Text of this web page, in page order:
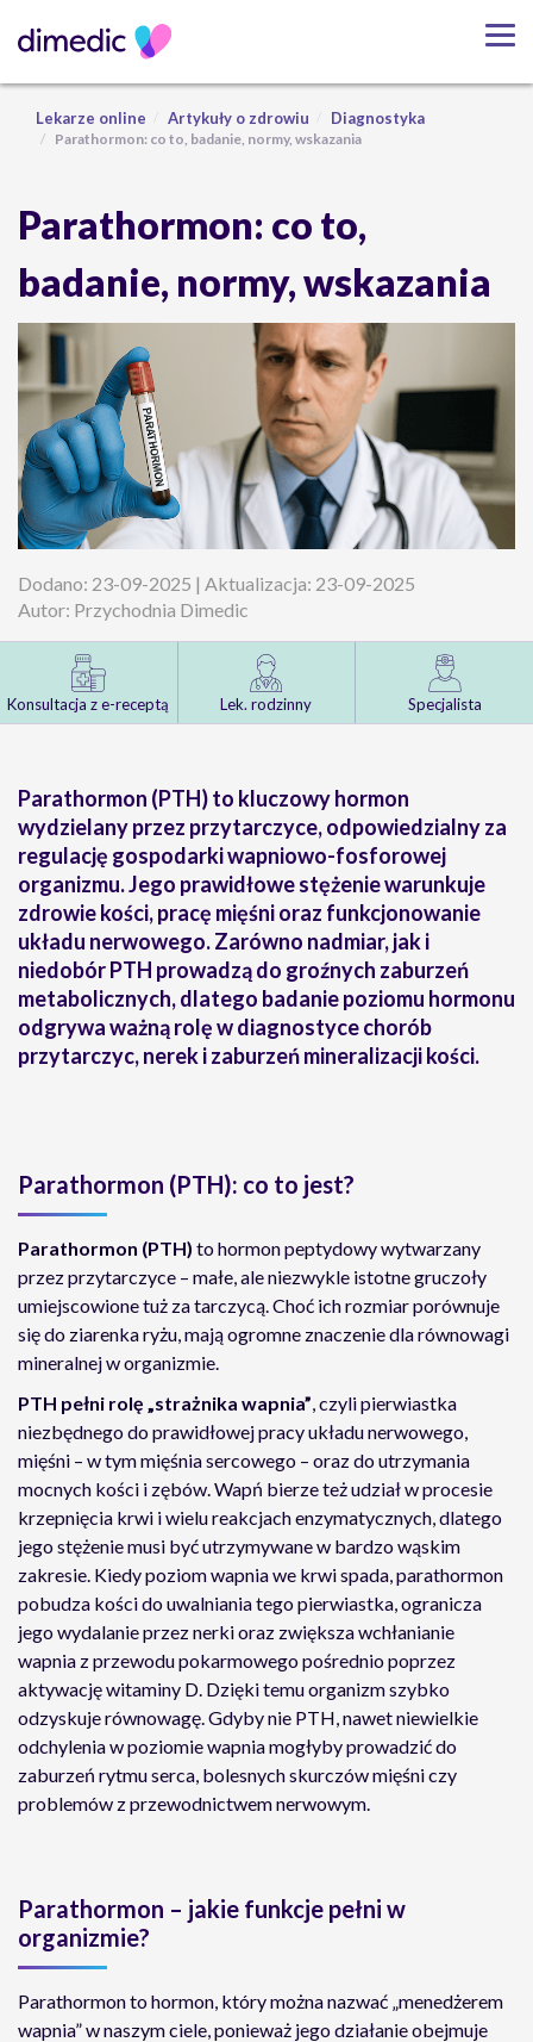
Lekarze online Artykuły o zdrowiu Diagnostyka
Parathormon: co to, badanie, normy, wskazania
Parathormon: co to,
badanie, normy, wskazania
Dodano: 23-09-2025 | Aktualizacja: 23-09-2025
Autor: Przychodnia Dimedic
Konsultacja z e-receptą Lek. rodzinny Specjalista
Parathormon (PTH) to kluczowy hormon
wydzielany przez przytarczyce, odpowiedzialny za
regulację gospodarki wapniowo-fosforowej
organizmu. Jego prawidłowe stężenie warunkuje
zdrowie kości, pracę mięśni oraz funkcjonowanie
układu nerwowego. Zarówno nadmiar, jak i
niedobór PTH prowadzą do groźnych zaburzeń
metabolicznych, dlatego badanie poziomu hormonu
odgrywa ważną rolę w diagnostyce chorób
przytarczyc, nerek i zaburzeń mineralizacji kości.
Parathormon (PTH): co to jest?
Parathormon (PTH) to hormon peptydowy wytwarzany
przez przytarczyce – małe, ale niezwykle istotne gruczoły
umiejscowione tuż za tarczycą. Choć ich rozmiar porównuje
się do ziarenka ryżu, mają ogromne znaczenie dla równowagi
mineralnej w organizmie.
PTH pełni rolę „strażnika wapnia”, czyli pierwiastka
niezbędnego do prawidłowej pracy układu nerwowego,
mięśni – w tym mięśnia sercowego – oraz do utrzymania
mocnych kości i zębów. Wapń bierze też udział w procesie
krzepnięcia krwi i wielu reakcjach enzymatycznych, dlatego
jego stężenie musi być utrzymywane w bardzo wąskim
zakresie. Kiedy poziom wapnia we krwi spada, parathormon
pobudza kości do uwalniania tego pierwiastka, ogranicza
jego wydalanie przez nerki oraz zwiększa wchłanianie
wapnia z przewodu pokarmowego pośrednio poprzez
aktywację witaminy D. Dzięki temu organizm szybko
odzyskuje równowagę. Gdyby nie PTH, nawet niewielkie
odchylenia w poziomie wapnia mogłyby prowadzić do
zaburzeń rytmu serca, bolesnych skurczów mięśni czy
problemów z przewodnictwem nerwowym.
Parathormon – jakie funkcje pełni w
organizmie?
Parathormon to hormon, który można nazwać „menedżerem
wapnia” w naszym ciele, ponieważ jego działanie obejmuje